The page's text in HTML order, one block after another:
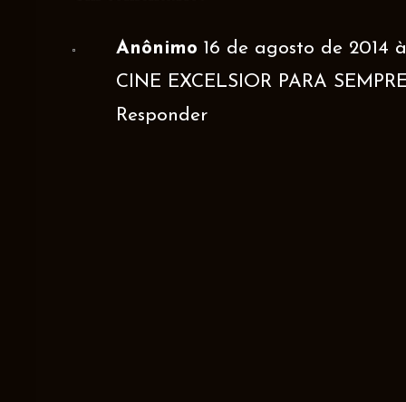
Anônimo 16 de agosto de 2014
CINE EXCELSIOR PARA
Responder